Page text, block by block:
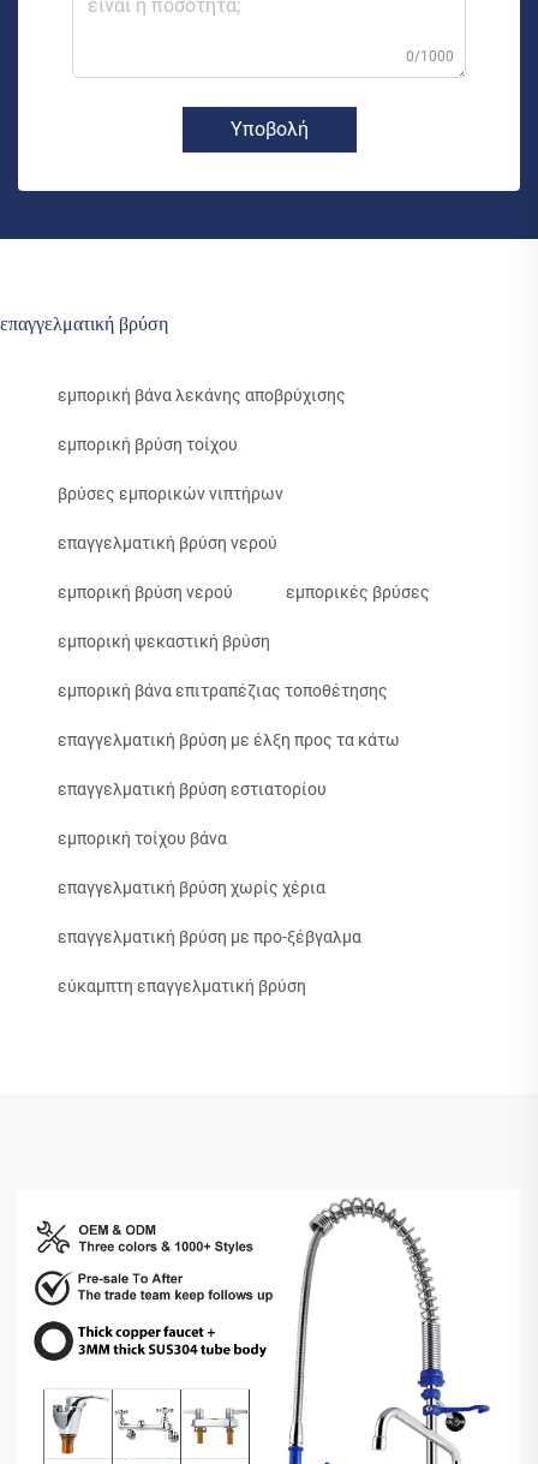
0/1000
Υποβολή
επαγγελματική βρύση
εμπορική βάνα λεκάνης αποβρύχισης
εμπορική βρύση τοίχου
βρύσες εμπορικών νιπτήρων
επαγγελματική βρύση νερού
εμπορική βρύση νερού εμπορικές βρύσες
εμπορική ψεκαστική βρύση
εμπορική βάνα επιτραπέζιας τοποθέτησης
επαγγελματική βρύση με έλξη προς τα κάτω
επαγγελματική βρύση εστιατορίου
εμπορική τοίχου βάνα
επαγγελματική βρύση χωρίς χέρια
επαγγελματική βρύση με προ-ξέβγαλμα
εύκαμπτη επαγγελματική βρύση